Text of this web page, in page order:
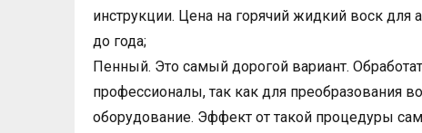
инструкции. Цена на горячий жидкий воск
до года;
Пенный. Это самый дорогой вариант.
профессионалы, так как для преобразования
оборудование. Эффект от такой процедуры